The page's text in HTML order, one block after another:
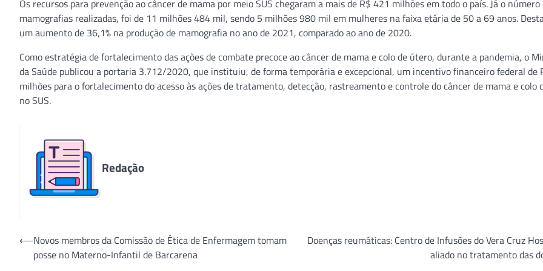
Os recursos para prevenção ao câncer de mama por meio SUS chegaram a mais de R$ 421 milhões em todo o país. Já o número
mamografias realizadas, foi de 11 milhões 484 mil, sendo 5 milhões 980 mil em mulheres na faixa etária de 50 a 69 anos.
um aumento de 36,1% na produção de mamografia no ano de 2021, comparado ao ano de 2020.
Como estratégia de fortalecimento das ações de combate precoce ao câncer de mama e colo de útero, durante a pandemia, o
da Saúde publicou a portaria 3.712/2020, que instituiu, de forma temporária e excepcional, um incentivo financeiro federal de
milhões para o fortalecimento do acesso às ações de tratamento, detecção, rastreamento e controle do câncer de mama e colo
no SUS.
Redação
Navegação
⟵Novos membros da Comissão de Ética de Enfermagem tomam
posse no Materno-Infantil de Barcarena
Doenças reumáticas: Centro de Infusões do Vera Cruz
aliado no tratamento das